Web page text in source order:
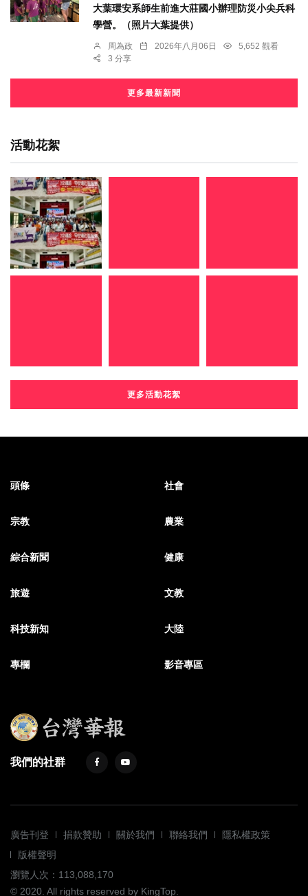
大葉環安系師生前進大莊國小辦理防災小尖兵科
學營。（照片大葉提供）
周為政 2026年八月06日
5,652 觀看
3 分享
更多最新新聞
活動花絮
更多活動花絮
頭條 社會
宗教 農業
綜合新聞 健康
旅遊 文教
科技新知 大陸
專欄 影音專區
我們的社群
廣告刊登 捐款贊助 關於我們 聯絡我們
隱私權政策
版權聲明
瀏覽人次：113,088,170
© 2020. All rights reserved by KingTop.